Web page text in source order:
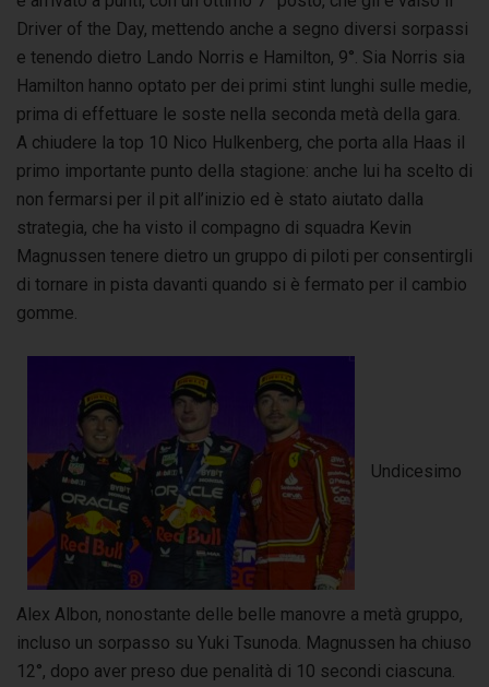
Driver of the Day, mettendo anche a segno diversi sorpassi
e tenendo dietro Lando Norris e Hamilton, 9°. Sia Norris sia
Hamilton hanno optato per dei primi stint lunghi sulle medie,
prima di effettuare le soste nella seconda metà della gara.
A chiudere la top 10 Nico Hulkenberg, che porta alla Haas il
primo importante punto della stagione: anche lui ha scelto di
non fermarsi per il pit all’inizio ed è stato aiutato dalla
strategia, che ha visto il compagno di squadra Kevin
Magnussen tenere dietro un gruppo di piloti per consentirgli
di tornare in pista davanti quando si è fermato per il cambio
gomme.
Undicesimo
Alex Albon, nonostante delle belle manovre a metà gruppo,
incluso un sorpasso su Yuki Tsunoda. Magnussen ha chiuso
12°, dopo aver preso due penalità di 10 secondi ciascuna.